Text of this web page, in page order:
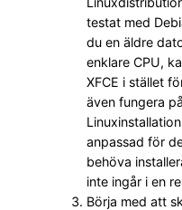
testat med
du en äldre
enklare CPU,
XFCE i stället
även fungera
anpassad för
behöva
inte ingår i en
Börja med att